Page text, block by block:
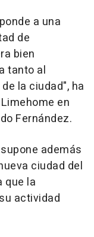
a una
de
bien
tanto al
la ciudad", ha
en
Fernández.
además
ciudad del
que la
actividad